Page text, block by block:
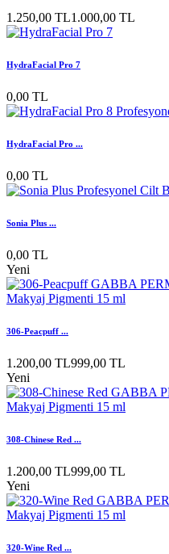
1.250,00 TL1.000,00 TL
HydraFacial Pro 7
0,00 TL
HydraFacial Pro ...
0,00 TL
Sonia Plus ...
0,00 TL
Yeni
306-Peacpuff ...
1.200,00 TL999,00 TL
Yeni
308-Chinese Red ...
1.200,00 TL999,00 TL
Yeni
320-Wine Red ...